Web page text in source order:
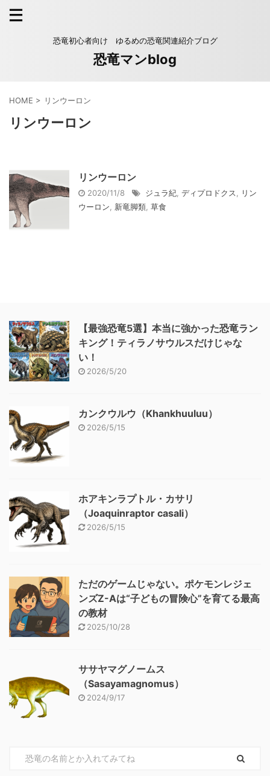
恐竜初心者向け ゆるめの恐竜関連紹介ブログ
恐竜マンblog
HOME > リンウーロン
リンウーロン
リンウーロン
2020/11/8 ジュラ紀 ディプロドクス
リン
ウーロン
新竜脚類 草食
【最強恐竜5選】本当に強かった恐竜ラン
キング！ティラノサウルスだけじゃな
い！
2026/5/20
カンクウルウ（Khankhuuluu）
2026/5/15
ホアキンラプトル・カサリ
（Joaquinraptor casali）
2026/5/15
ただのゲームじゃない。ポケモンレジェ
ンズZ-Aは“子どもの冒険心”を育てる最高
の教材
2025/10/28
ササヤマグノームス
（Sasayamagnomus）
2024/9/17